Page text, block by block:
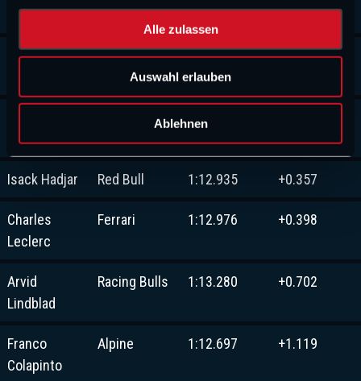
Alle zulassen
Auswahl erlauben
Ablehnen
Oscar Piastri McLaren 1:12.781 +0.203
Lewis
Ferrari 1:12.868 +0.290
Verstappen
1:12.907
Isack Hadjar Red Bull 1:12.935 +0.357
Charles
Leclerc
Ferrari 1:12.976 +0.398
Arvid
Lindblad
Racing Bulls 1:13.280 +0.702
Franco
Colapinto
Alpine 1:12.697 +1.119